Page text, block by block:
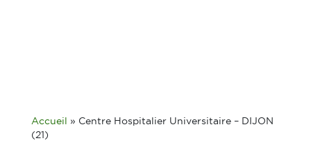
Accueil » Centre Hospitalier Universitaire – DIJON
(21)